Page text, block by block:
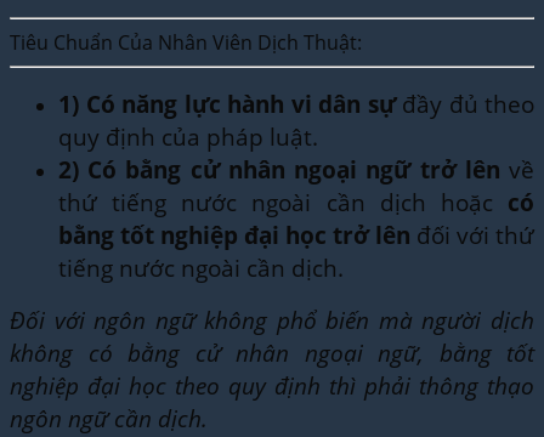
Tiêu Chuẩn Của Nhân Viên Dịch Thuật:
1) Có năng lực hành vi dân sựđầy đủ theo
quy định của pháp luật.
2) Có bằng cử nhân ngoại ngữ trở lên về
thứ tiếng nước ngoài cần dịch hoặc có
bằng tốt nghiệp đại học trở lên đối với thứ
tiếng nước ngoài cần dịch.
Đối với ngôn ngữ không phổ biến mà người dịch
không có bằng cử nhân ngoại ngữ, bằng tốt
nghiệp đại học theo quy định thì phải thông thạo
ngôn ngữ cần dịch.